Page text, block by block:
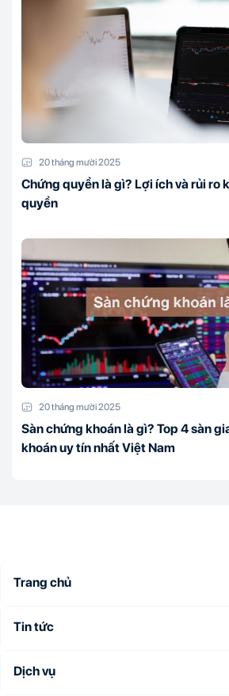
20 tháng mười 2025
Chứng quyền là gì? Lợi ích và rủi ro
quyền
20 tháng mười 2025
Sàn chứng khoán là gì? Top 4 sàn
khoán uy tín nhất Việt Nam
Trang chủ
Tin tức
Dịch vụ